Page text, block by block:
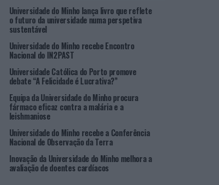
colaboração dos alunos da especialização de Voleibol do
estabelecimento de ensino da Maia.
ENSINO SUPERIOR
FEDERAÇÃO PORTUGUESA DE VOLEIBOL
GIRA-VOLEI
INSTITUTO POLITÉCNICO DA MAIA
PRÓXIMO
Barcelos, Ponte de Lima, Paredes de Coura e Valença
unidos na valorização do Caminho de Santiago
NÃO PERCA
Vila Nova de Gaia: Detida por condução sem carta e
documento falso
Universidade do Minho lança livro que reflete
o futuro da universidade numa perspetiva
sustentável
Universidade do Minho recebe Encontro
Nacional do IN2PAST
Universidade Católica do Porto promove
debate “A Felicidade é Lucrativa?”
Equipa da Universidade do Minho procura
fármaco eficaz contra a malária e a
leishmaniose
Universidade do Minho recebe a Conferência
Nacional de Observação da Terra
Inovação da Universidade do Minho melhora a
avaliação de doentes cardíacos